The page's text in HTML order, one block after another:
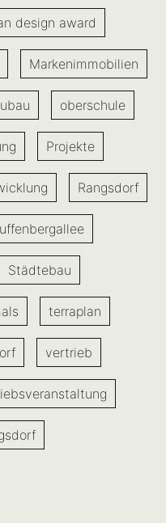
design award
Markenimmobilien
oberschule
Projekte
Rangsdorf
Städtebau
terraplan
vertrieb